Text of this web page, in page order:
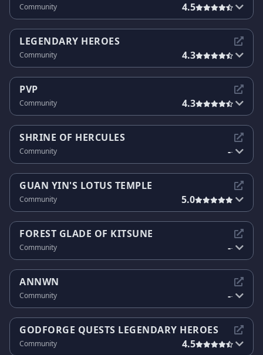
Community 4.5
LEGENDARY HEROES
Community 4.3
PVP
Community 4.3
SHRINE OF HERCULES
Community --
GUAN YIN'S LOTUS TEMPLE
Community 5.0
FOREST GLADE OF KITSUNE
Community --
ANNWN
Community --
GODFORGE QUESTS LEGENDARY HEROES
Community 4.5